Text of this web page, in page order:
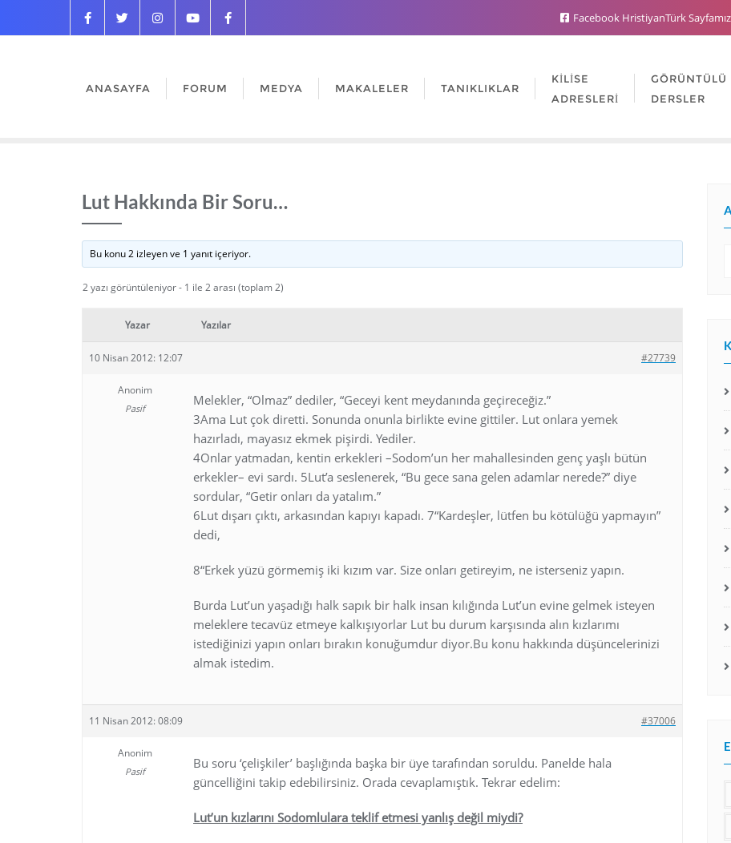
Facebook HristiyanTürk Sayfamız
ANASAYFA FORUM MEDYA MAKALELER TANIKLIKLAR
KILISE
ADRESLERI
GÖRÜNTÜLÜ
DERSLER
Lut Hakkında Bir Soru…
Bu konu 2 izleyen ve 1 yanıt içeriyor.
2 yazı görüntüleniyor - 1 ile 2 arası (toplam 2)
Yazar Yazılar
10 Nisan 2012: 12:07 #27739
Anonim
Pasif
Melekler, “Olmaz” dediler, “Geceyi kent meydanında geçireceğiz.”
3Ama Lut çok diretti. Sonunda onunla birlikte evine gittiler. Lut onlara yemek
hazırladı, mayasız ekmek pişirdi. Yediler.
4Onlar yatmadan, kentin erkekleri –Sodom’un her mahallesinden genç yaşlı bütün
erkekler– evi sardı. 5Lut’a seslenerek, “Bu gece sana gelen adamlar nerede?” diye
sordular, “Getir onları da yatalım.”
6Lut dışarı çıktı, arkasından kapıyı kapadı. 7“Kardeşler, lütfen bu kötülüğü yapmayın”
dedi,
8“Erkek yüzü görmemiş iki kızım var. Size onları getireyim, ne isterseniz yapın.
Burda Lut’un yaşadığı halk sapık bir halk insan kılığında Lut’un evine gelmek isteyen
meleklere tecavüz etmeye kalkışıyorlar Lut bu durum karşısında alın kızlarımı
istediğinizi yapın onları bırakın konuğumdur diyor.Bu konu hakkında düşüncelerinizi
almak istedim.
11 Nisan 2012: 08:09 #37006
Anonim
Pasif
Bu soru ‘çelişkiler’ başlığında başka bir üye tarafından soruldu. Panelde hala
güncelliğini takip edebilirsiniz. Orada cevaplamıştık. Tekrar edelim:
Lut’un kızlarını Sodomlulara teklif etmesi yanlış değil miydi?